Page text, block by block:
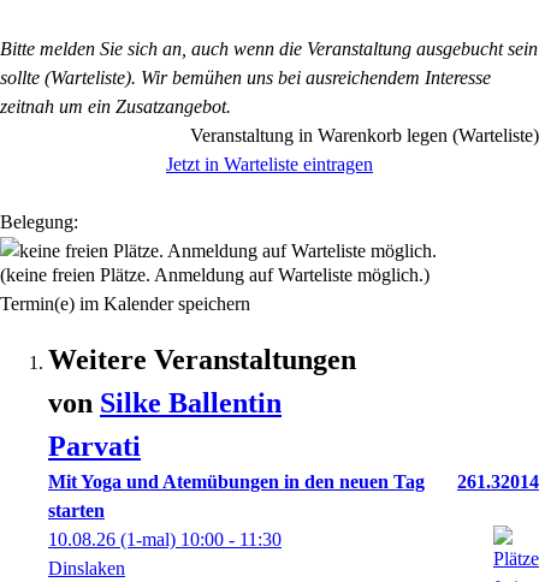
Bitte melden Sie sich an, auch wenn die Veranstaltung ausgebucht sein
sollte (Warteliste). Wir bemühen uns bei ausreichendem Interesse
zeitnah um ein Zusatzangebot.
Veranstaltung in Warenkorb legen (Warteliste)
Jetzt in Warteliste eintragen
Belegung:
(keine freien Plätze. Anmeldung auf Warteliste möglich.)
Termin(e) im Kalender speichern
Weitere Veranstaltungen
von Silke Ballentin
Parvati
Mit Yoga und Atemübungen in den neuen Tag
starten
261.32014
10.08.26 (1-mal) 10:00 - 11:30
Dinslaken